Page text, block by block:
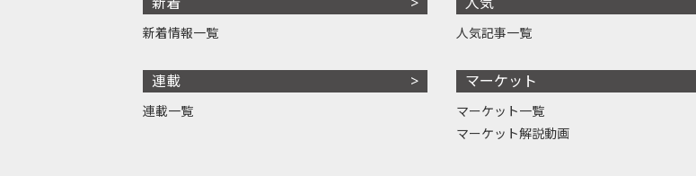
新着情報一覧
連載
連載一覧
人気記事一覧
マーケット
マーケット一覧
マーケット解説動画